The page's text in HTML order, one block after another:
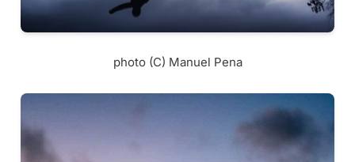
photo (C) Manuel Pena